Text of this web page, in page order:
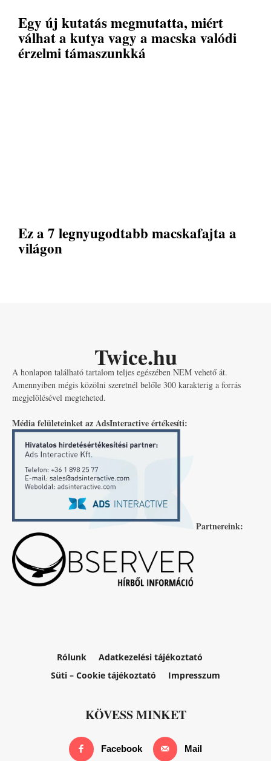
Egy új kutatás megmutatta, miért
válhat a kutya vagy a macska valódi
érzelmi támaszunkká
Ez a 7 legnyugodtabb macskafajta a
világon
Twice.hu
A honlapon található tartalom teljes egészében NEM vehető át.
Amennyiben mégis közölni szeretnél belőle 300 karakterig a forrás
megjelölésével megteheted.
Média felületeinket az AdsInteractive értékesíti:
Partnereink:
Rólunk
Adatkezelési tájékoztató
Süti – Cookie tájékoztató
Impresszum
KÖVESS MINKET
Facebook Mail